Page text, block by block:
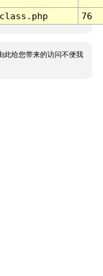
76
此给您带来的访问不便我